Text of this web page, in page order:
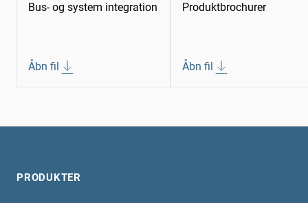
Bus- og system integration
Åbn fil
Produktbrochurer
Åbn fil
PRODUKTER